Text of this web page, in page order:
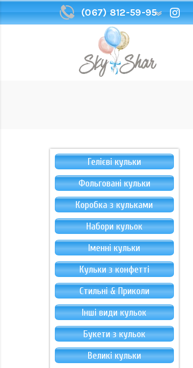
(067) 812-59-95
(067) 812-59-95
Гелієві кульки
Фольговані кульки
Коробка з кульками
Набори кульок
Іменні кульки
Кульки з конфетті
Стильні & Приколи
Інші види кульок
Букети з кульок
Великі кульки